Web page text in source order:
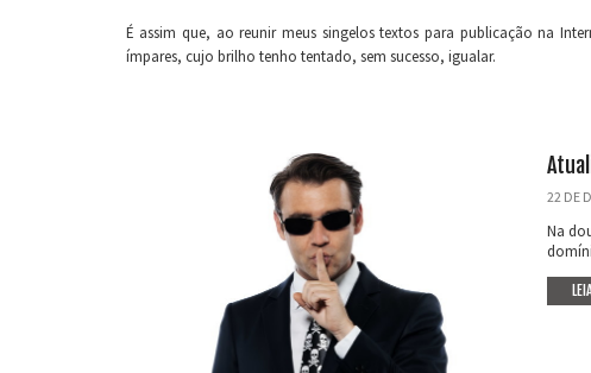
É assim que, ao reunir meus singelos textos para publicação na
ímpares, cujo brilho tenho tentado, sem sucesso, igualar.
22 DE
Na